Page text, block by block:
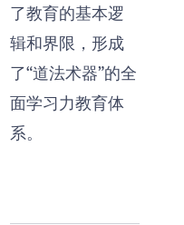
了教育的基本逻
辑和界限，形成
了“道法术器”的全
面学习力教育体
系。